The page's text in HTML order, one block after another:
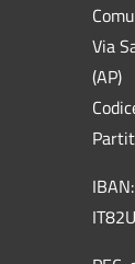
Via
(AP)
IBAN: